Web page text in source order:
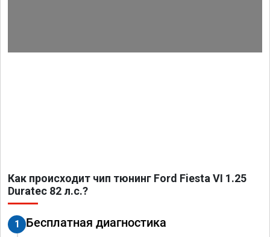
Как происходит чип тюнинг Ford Fiesta VI 1.25
Duratec 82 л.с.?
1 Бесплатная диагностика